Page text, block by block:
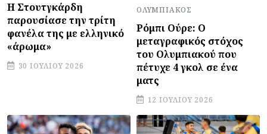
Η Στουτγκάρδη
παρουσίασε την τρίτη
φανέλα της με ελληνικό
«άρωμα»
30 ΙΟΥΛΊΟΥ 2026
ΟΛΥΜΠΙΑΚΌΣ
Ρόμπι Ούρε: Ο
μεταγραφικός στόχος
του Ολυμπιακού που
πέτυχε 4 γκολ σε ένα
ματς
12 ΙΟΥΛΊΟΥ 2026